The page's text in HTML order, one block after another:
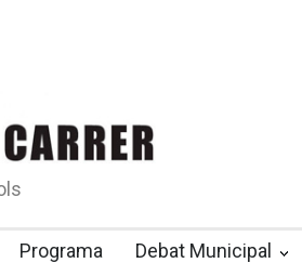
Programa Debat Municipal